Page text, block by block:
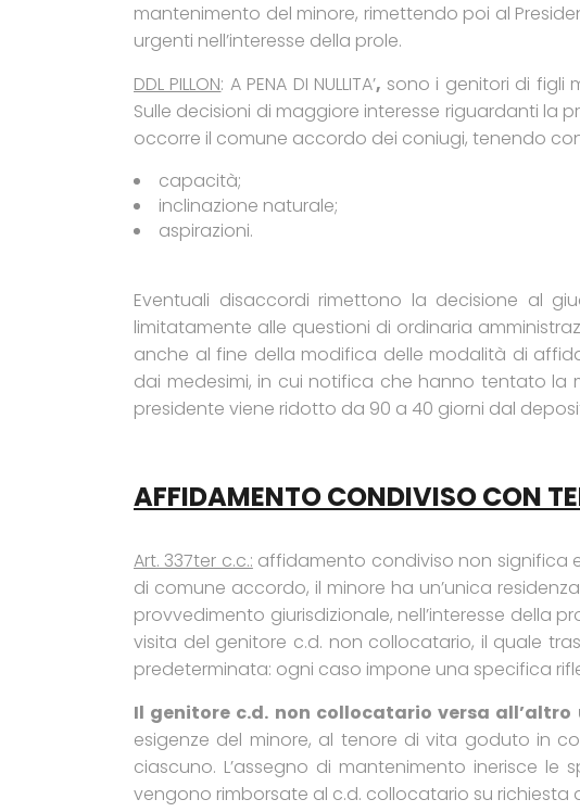
mantenimento del minore, rimettendo poi al
urgenti nell’interesse della prole.
DDL PILLON: A PENA DI NULLITA’, sono i genitori di figli
Sulle decisioni di maggiore interesse riguardanti la
occorre il comune accordo dei coniugi, tenendo
capacità;
inclinazione naturale;
aspirazioni.
Eventuali disaccordi rimettono la decisione al
limitatamente alle questioni di ordinaria
anche al fine della modifica delle modalità di
dai medesimi, in cui notifica che hanno tentato la
presidente viene ridotto da 90 a 40 giorni dal
AFFIDAMENTO CONDIVISO CON
Art. 337ter c.c.: affidamento condiviso non significa
di comune accordo, il minore ha un’unica
provvedimento giurisdizionale, nell’interesse della
visita del genitore c.d. non collocatario, il quale
predeterminata: ogni caso impone una specifica
Il genitore c.d. non collocatario versa all’altro
esigenze del minore, al tenore di vita goduto in
ciascuno. L’assegno di mantenimento inerisce
vengono rimborsate al c.d. collocatario su richiesta